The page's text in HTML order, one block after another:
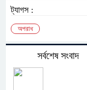
ট্যাগস :
অপরাধ
সর্বশেষ সংবাদ